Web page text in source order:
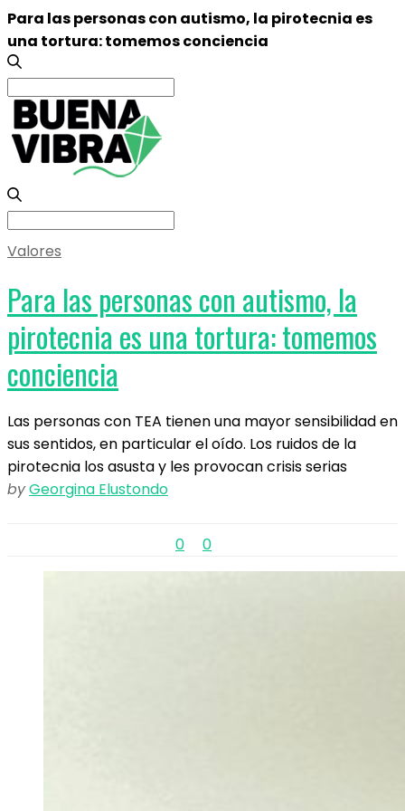
Para las personas con autismo, la pirotecnia es
una tortura: tomemos conciencia
Search
for:
Search
Valores
Para las personas con autismo, la
pirotecnia es una tortura: tomemos
conciencia
Las personas con TEA tienen una mayor sensibilidad en
sus sentidos, en particular el oído. Los ruidos de la
pirotecnia los asusta y les provocan crisis serias
byGeorgina Elustondo
0 0